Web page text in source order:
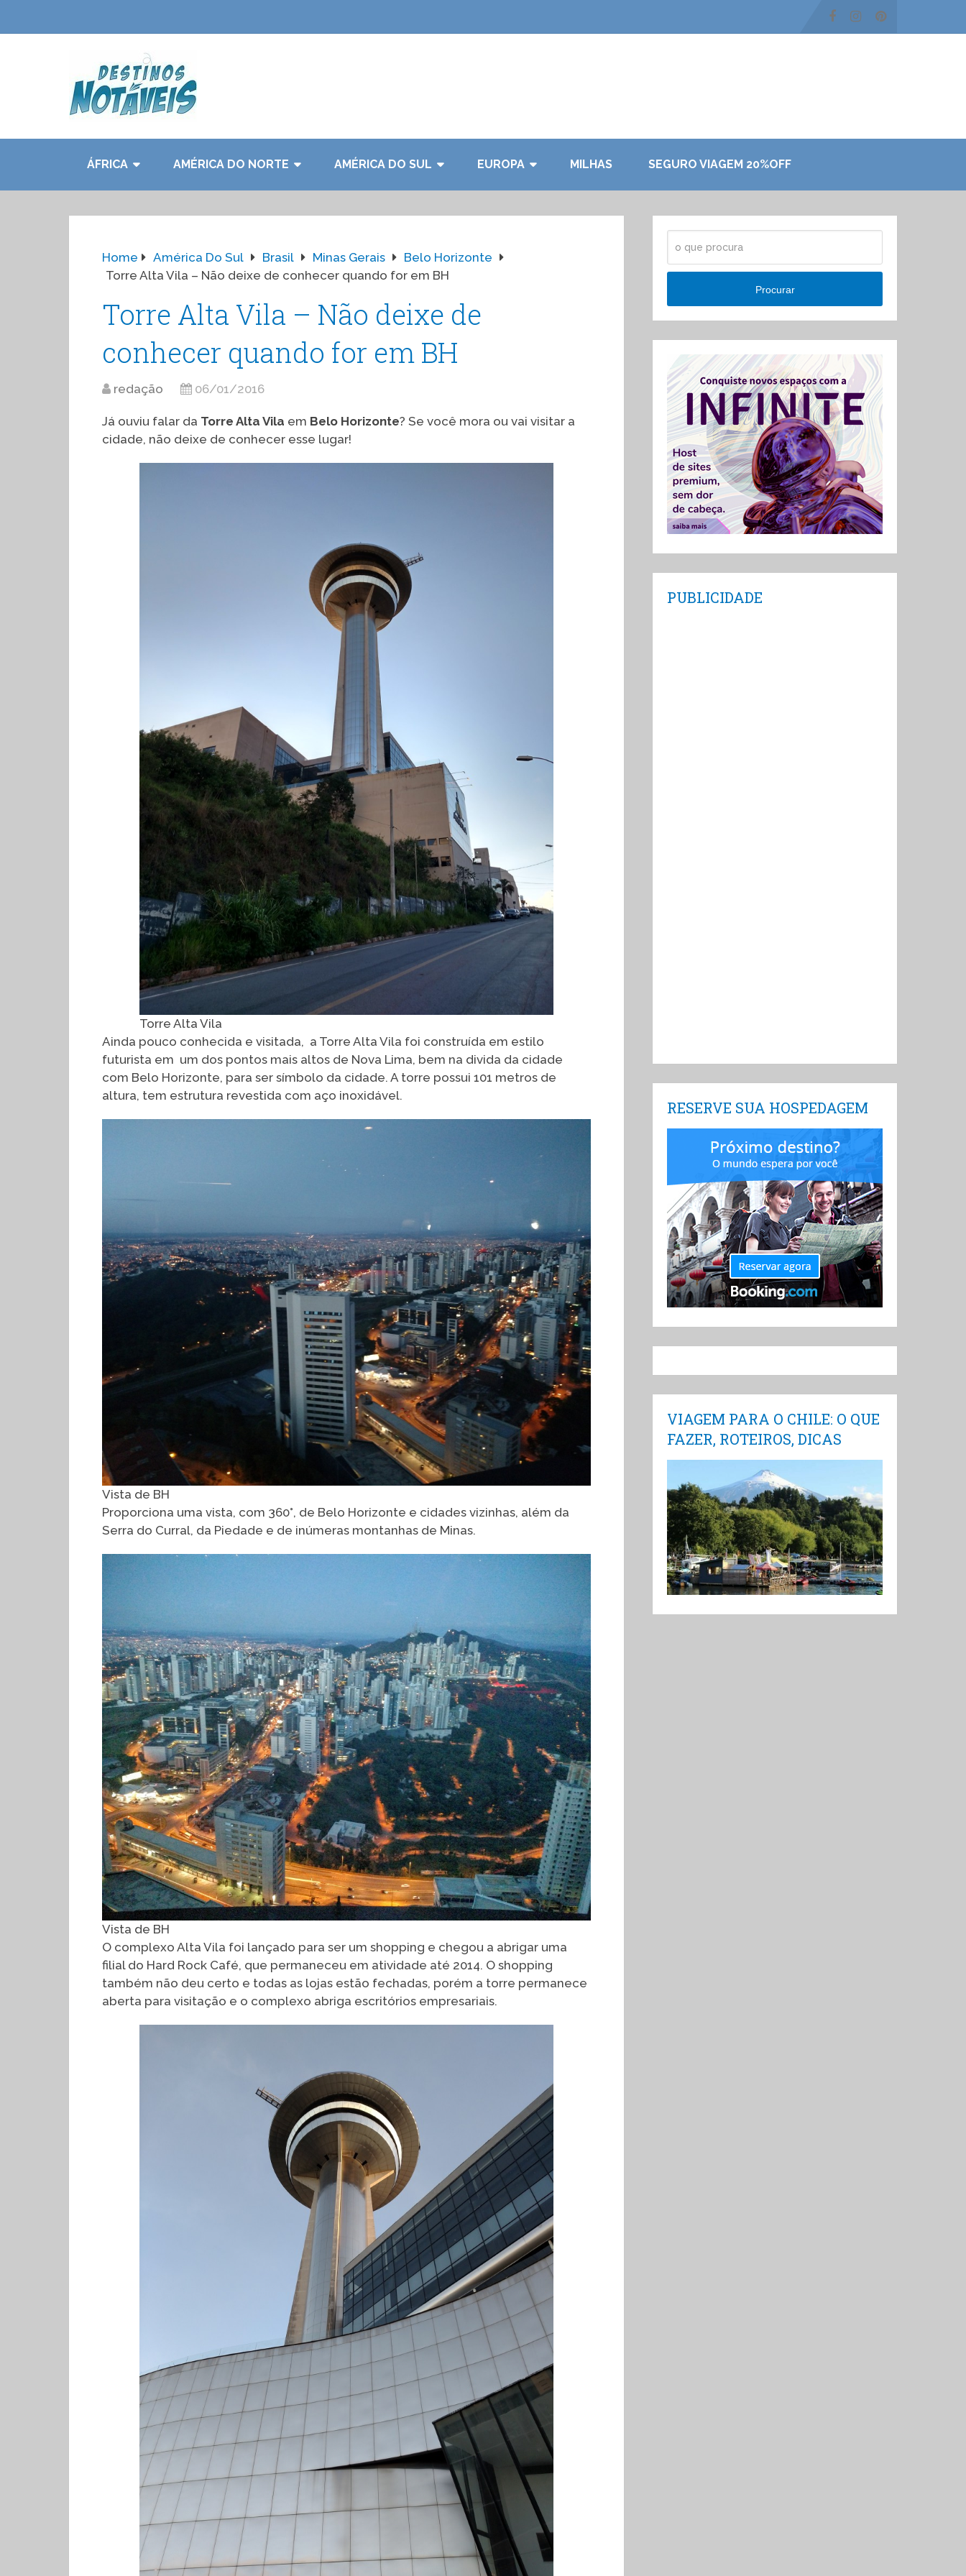
ÁFRICA AMÉRICA DO NORTE AMÉRICA DO SUL EUROPA MILHAS SEGURO VIAGEM 20%OFF
Home América Do Sul Brasil Minas Gerais
Belo Horizonte
Torre Alta Vila – Não deixe de conhecer quando for em BH
Torre Alta Vila – Não deixe de
conhecer quando for em BH
redação 06/01/2016
Já ouviu falar da Torre Alta Vila em Belo Horizonte? Se você mora ou vai visitar a
cidade, não deixe de conhecer esse lugar!
Torre Alta Vila
Ainda pouco conhecida e visitada, a Torre Alta Vila foi construída em estilo
futurista em um dos pontos mais altos de Nova Lima, bem na divida da cidade
com Belo Horizonte, para ser símbolo da cidade. A torre possui 101 metros de
altura, tem estrutura revestida com aço inoxidável.
Vista de BH
Proporciona uma vista, com 360°, de Belo Horizonte e cidades vizinhas, além da
Serra do Curral, da Piedade e de inúmeras montanhas de Minas.
Vista de BH
O complexo Alta Vila foi lançado para ser um shopping e chegou a abrigar uma
filial do Hard Rock Café, que permaneceu em atividade até 2014. O shopping
também não deu certo e todas as lojas estão fechadas, porém a torre permanece
aberta para visitação e o complexo abriga escritórios empresariais.
Procurar
PUBLICIDADE
RESERVE SUA HOSPEDAGEM
VIAGEM PARA O CHILE: O QUE
FAZER, ROTEIROS, DICAS